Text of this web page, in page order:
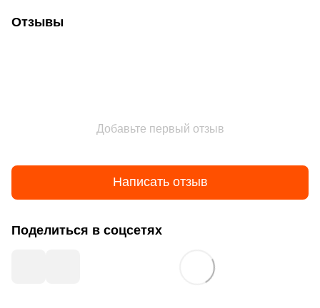
Отзывы
Добавьте первый отзыв
Написать отзыв
Поделиться в соцсетях